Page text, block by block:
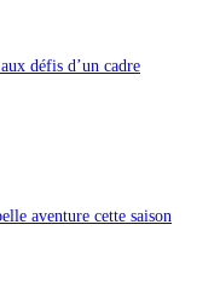
défis d’un cadre
aventure cette saison